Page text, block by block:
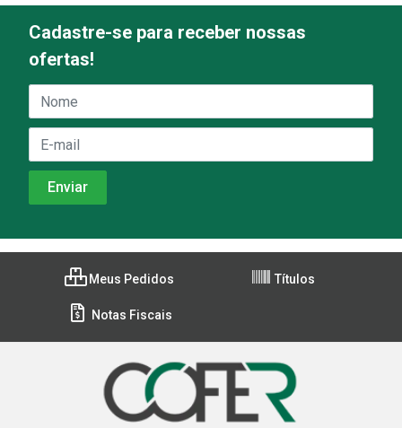
Cadastre-se para receber nossas
ofertas!
Meus Pedidos Títulos
Notas Fiscais